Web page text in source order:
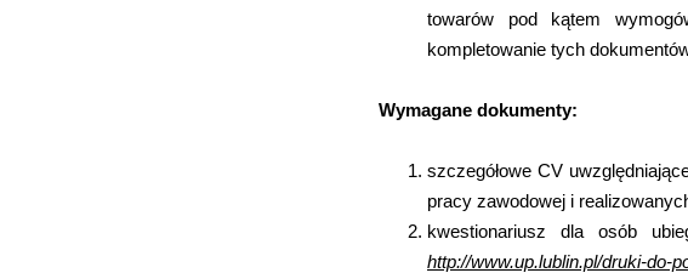
towarów pod kątem
kompletowanie tych
Wymagane dokumenty:
szczegółowe CV
pracy zawodowej i
kwestionariusz dla osób
http://www.up.lublin.pl/druki-do-